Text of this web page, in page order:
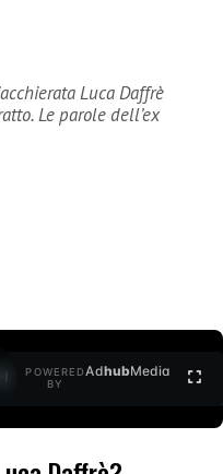
Luca Daffrè
Le parole dell’ex
POWERED
BY
AdhubMedia